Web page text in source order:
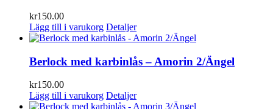
kr150.00
Lägg till i varukorg Detaljer
Berlock med karbinlås – Amorin 2/Ängel
kr150.00
Lägg till i varukorg Detaljer